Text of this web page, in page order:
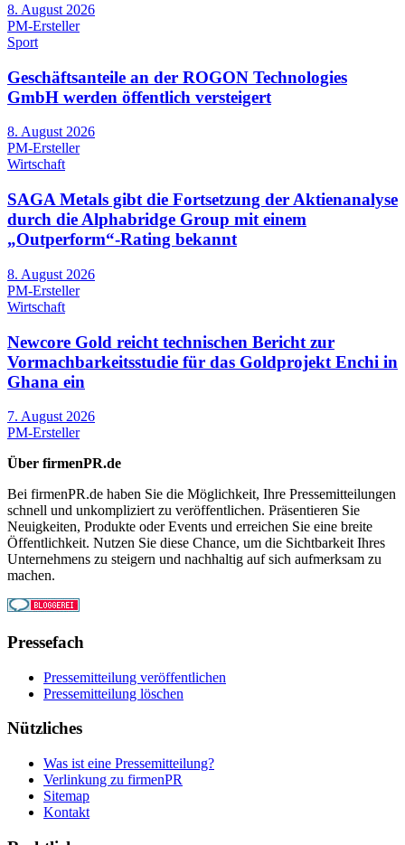
8. August 2026
PM-Ersteller
Sport
Geschäftsanteile an der ROGON Technologies
GmbH werden öffentlich versteigert
8. August 2026
PM-Ersteller
Wirtschaft
SAGA Metals gibt die Fortsetzung der Aktienanalyse
durch die Alphabridge Group mit einem
„Outperform“-Rating bekannt
8. August 2026
PM-Ersteller
Wirtschaft
Newcore Gold reicht technischen Bericht zur
Vormachbarkeitsstudie für das Goldprojekt Enchi in
Ghana ein
7. August 2026
PM-Ersteller
Über firmenPR.de
Bei firmenPR.de haben Sie die Möglichkeit, Ihre Pressemitteilungen
schnell und unkompliziert zu veröffentlichen. Präsentieren Sie
Neuigkeiten, Produkte oder Events und erreichen Sie eine breite
Öffentlichkeit. Nutzen Sie diese Chance, um die Sichtbarkeit Ihres
Unternehmens zu steigern und nachhaltig auf sich aufmerksam zu
machen.
Pressefach
Pressemitteilung veröffentlichen
Pressemitteilung löschen
Nützliches
Was ist eine Pressemitteilung?
Verlinkung zu firmenPR
Sitemap
Kontakt